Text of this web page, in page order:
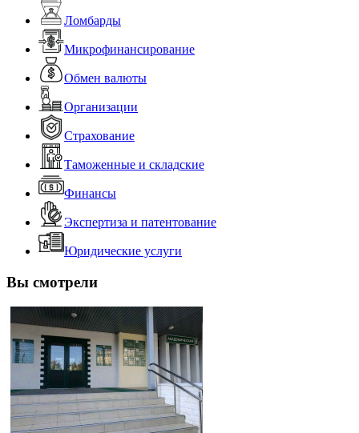
Ломбарды
Микрофинансирование
Обмен валюты
Организации
Страхование
Таможенные и складские
Финансы
Экспертиза и патентование
Юридические услуги
Вы смотрели